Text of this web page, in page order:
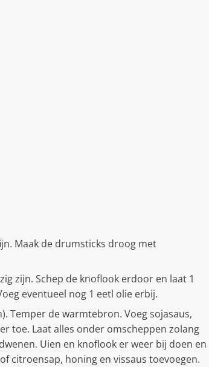
Maak de drumsticks droog met
zijn. Schep de knoflook erdoor en laat 1
eventueel nog 1 eetl olie erbij.
Temper de warmtebron. Voeg sojasaus,
toe. Laat alles onder omscheppen zolang
Uien en knoflook er weer bij doen en
citroensap, honing en vissaus toevoegen.